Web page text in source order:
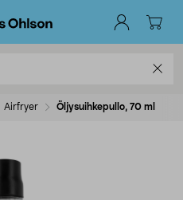
Airfryer Öljysuihkepullo, 70 ml